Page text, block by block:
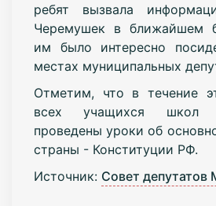
ребят вызвала
Черемушек в ближайшем
им было интересно
местах муниципальных
Отметим, что в течение
всех учащихся школ
проведены уроки об
страны - Конституции РФ.
Источник: Совет